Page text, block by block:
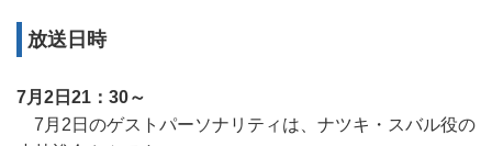
放送日時
7月2日21：30～
7月2日のゲストパーソナリティは、ナツキ・スバル役の